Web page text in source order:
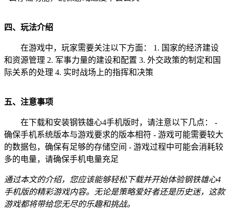
四、玩法介绍
在游戏中，玩家需要关注以下方面： 1. 国家的经济建设
和资源管理 2. 军事力量的建设和配置 3. 外交政策的制定和国
际关系的处理 4. 实时战场上的指挥和决策
五、注意事项
在下载和安装钢铁雄心4手机版时，请注意以下几点： -
确保手机系统版本与游戏要求的版本相符 - 游戏可能需要较大
的数据包，确保有足够的存储空间 - 游戏过程中可能会消耗较
多的电量，请确保手机电量充足
通过本文的介绍，您应该能够轻松下载并开始体验钢铁雄心4
手机版的精彩游戏内容。无论是策略爱好者还是历史迷，这款
游戏都将带给您无尽的乐趣和挑战。